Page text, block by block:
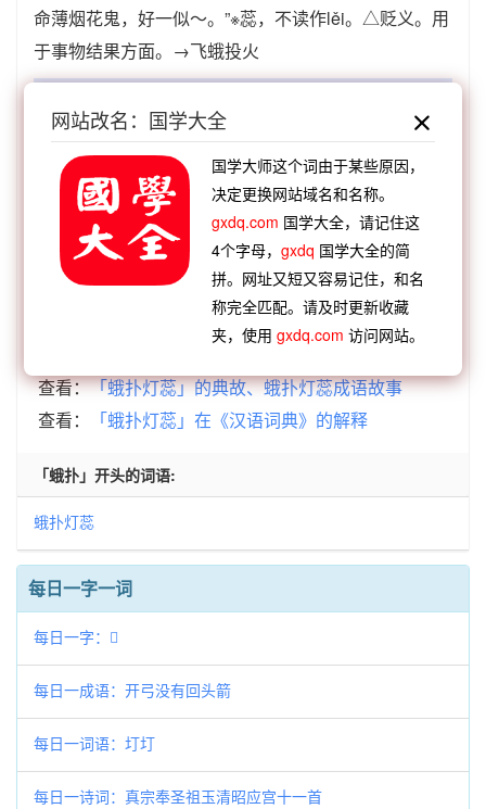
命薄烟花鬼，好一似～。”※蕊，不读作lěi。△贬义。用
于事物结果方面。→飞蛾投火
【顺接】： 浮花浪蕊 吹花嚼蕊 吹叶嚼蕊
蛾扑灯
【逆接】： 皓齿青蛾 红粉青蛾
以火去蛾
【逆接】：
蛾眉淡扫 蛾眉螓首 蛾附蠭屯
蛾度虵
蛾眉曼睩 蛾眉笑躄 蛾子时术
查看：「蛾扑灯蕊」的典故、蛾扑灯蕊成语故事
查看：
「蛾扑灯蕊」在《汉语词典》的解释
「蛾扑」开头的词语:
蛾扑灯蕊
每日一字一词
每日一字：𥪫
每日一成语：开弓没有回头箭
每日一词语：圢圢
每日一诗词：真宗奉圣祖玉清昭应宫十一首
网站改名：国学大全
国学大师这个词由于某些原因，
决定更换网站域名和名称。
gxdq.com 国学大全，请记住这
4个字母，gxdq 国学大全的简
拼。网址又短又容易记住，和名
称完全匹配。请及时更新收藏
夹，使用gxdq.com 访问网站。